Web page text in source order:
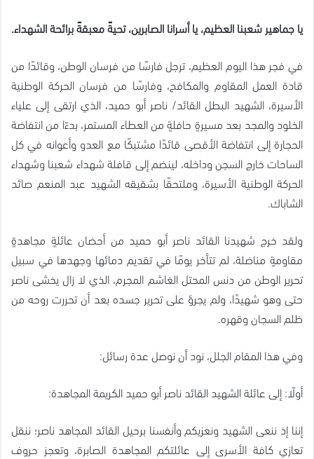
يا جماهير شعبنا العظيم، يا أسرانا الصابرين، تحيةً معبقةً برائحة الشهداء.
في فجر هذا اليوم العظيم، ترجل فارسًا من فرسان الوطن، وقائدًا من
قادة العمل المقاوم والمكافح، وفارسًا من فرسان الحركة الوطنية
الأسيرة، الشهيد البطل القائد/ ناصر أبو حميد، الذي ارتقى إلى علياء
الخلود والمجد بعد مسيرةٍ حافلةٍ من العطاء المستمر، بدءًا من انتفاضة
الحجارة إلى انتفاضة الأقصى قائدًا مشتبكًا مع العدو وأعوانه في كل
الساحات خارج السجن وداخله، لينضم إلى قافلة شهداء شعبنا وشهداء
الحركة الوطنية الأسيرة، وملتحقًا بشقيقه الشهيد عبد المنعم صائد
الشاباك.
ولقد خرج شهيدنا القائد ناصر أبو حميد من أحضان عائلةٍ مجاهدةٍ
مقاومةٍ مناضلة، لم تتأخر يومًا في تقديم دمائها وجهدها في سبيل
تحرير الوطن من دنس المحتل الغاشم المجرم، الذي لا زال يخشى ناصر
حتى وهو شهيدًا، ولم يجرؤ على تحرير جسده بعد أن تحررت روحه من
ظلم السجان وقهره.
وفي هذا المقام الجلل، نود أن نوصل عدة رسائل:
أولًا: إلى عائلة الشهيد القائد ناصر أبو حميد الكريمة المجاهدة:
إننا إذ ننعى الشهيد ونعزيكم وأنفسنا برحيل القائد المجاهد ناصر؛ ننقل
تعازي كافة الأسرى إلى عائلتكم المجاهدة الصابرة، وتعجز حروف